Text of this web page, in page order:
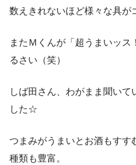
数えきれないほど様々な具が
またＭくんが「超うまいッス
るさい（笑）
しば田さん、わがまま聞いて
した☆
つまみがうまいとお酒もすす
種類も豊富。